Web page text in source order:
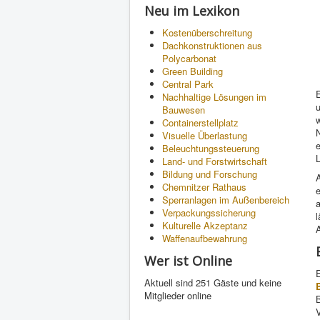
Neu im Lexikon
Kostenüberschreitung
Dachkonstruktionen aus
Polycarbonat
Green Building
Central Park
Nachhaltige Lösungen im
Bauwesen
Containerstellplatz
Visuelle Überlastung
Beleuchtungssteuerung
Land- und Forstwirtschaft
Bildung und Forschung
Chemnitzer Rathaus
Sperranlagen im Außenbereich
Verpackungssicherung
Kulturelle Akzeptanz
Waffenaufbewahrung
Wer ist Online
Aktuell sind 251 Gäste und keine
Mitglieder online